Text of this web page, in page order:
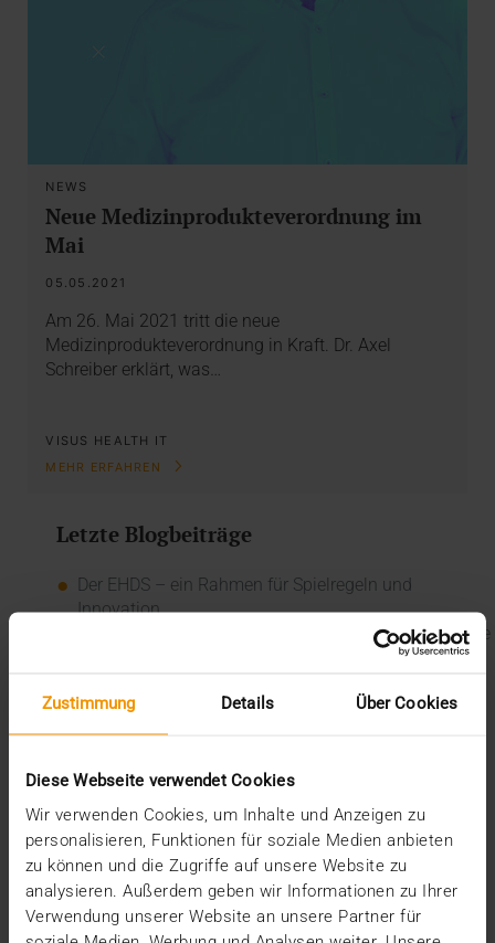
Zustimmung Details Über Cookies
Diese Webseite verwendet Cookies
Wir verwenden Cookies, um Inhalte und Anzeigen zu
personalisieren, Funktionen für soziale Medien anbieten
zu können und die Zugriffe auf unsere Website zu
analysieren. Außerdem geben wir Informationen zu Ihrer
Verwendung unserer Website an unsere Partner für
NEWS
Neue Medizinprodukteverordnung im
Mai
05.05.2021
Am 26. Mai 2021 tritt die neue
Medizinprodukteverordnung in Kraft. Dr. Axel
Schreiber erklärt, was…
VISUS HEALTH IT
MEHR ERFAHREN
Letzte Blogbeiträge
Der EHDS – ein Rahmen für Spielregeln und
Innovation
Der EU AI Act im Krankenhaus: So betten Sie KI in Ihre
So kommen Dokumente automatisch in die ePA
Ein Dutzend Gütesiegel
Kategorien
CSR
Events
Intern
Kolumne
News